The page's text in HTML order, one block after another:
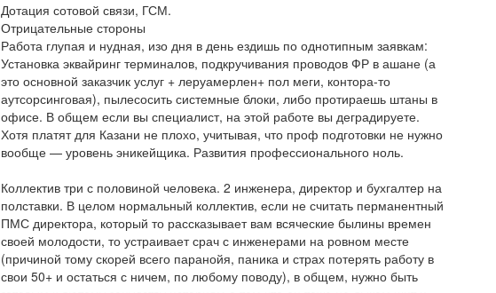
Дотация сотовой связи, ГСМ.
Отрицательные стороны
Работа глупая и нудная, изо дня в день ездишь по однотипным заявкам:
Установка эквайринг терминалов, подкручивания проводов ФР в ашане (а
это основной заказчик услуг + леруамерлен+ пол меги, контора-то
аутсорсинговая), пылесосить системные блоки, либо протираешь штаны в
офисе. В общем если вы специалист, на этой работе вы деградируете.
Хотя платят для Казани не плохо, учитывая, что проф подготовки не нужно
вообще — уровень эникейщика. Развития профессионального ноль.
Коллектив три с половиной человека. 2 инженера, директор и бухгалтер на
полставки. В целом нормальный коллектив, если не считать перманентный
ПМС директора, который то рассказывает вам всяческие былины времен
своей молодости, то устраивает срач с инженерами на ровном месте
(причиной тому скорей всего паранойя, паника и страх потерять работу в
свои 50+ и остаться с ничем, по любому поводу), в общем, нужно быть